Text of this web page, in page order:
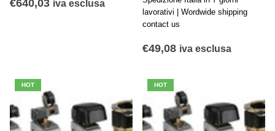
€640,03 iva esclusa
lavorativi | Wordwide shipping
contact us
€49,08 iva esclusa
HOT HOT